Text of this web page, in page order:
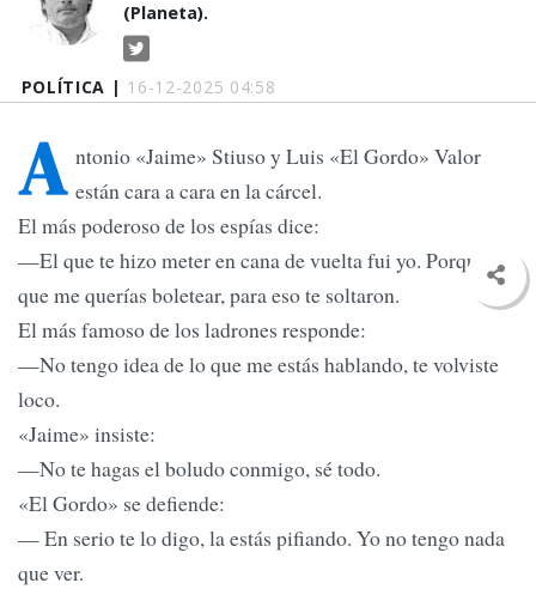
POLÍTICA | 16-12-2025 04:58
(Planeta).
A ntonio «Jaime» Stiuso y Luis «El Gordo» Valor
están cara a cara en la cárcel.
El más poderoso de los espías dice:
—El que te hizo meter en cana de vuelta fui yo. Porque sé
que me querías boletear, para eso te soltaron.
El más famoso de los ladrones responde:
—No tengo idea de lo que me estás hablando, te volviste
loco.
«Jaime» insiste:
—No te hagas el boludo conmigo, sé todo.
«El Gordo» se defiende:
— En serio te lo digo, la estás pifiando. Yo no tengo nada
que ver.